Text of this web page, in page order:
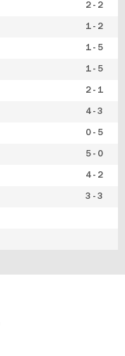
2 - 2
1 - 2
1 - 5
1 - 5
2 - 1
4 - 3
0 - 5
5 - 0
4 - 2
3 - 3